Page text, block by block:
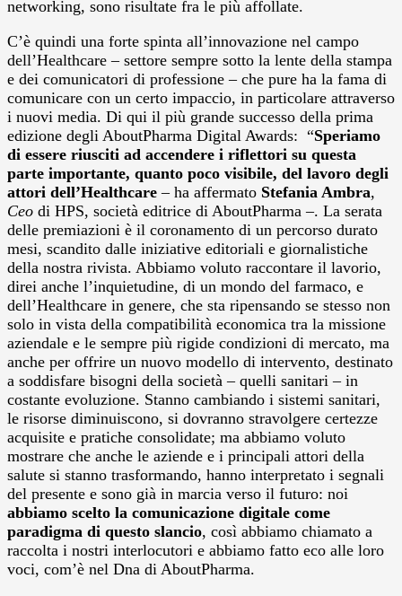
networking, sono risultate fra le più affollate.
C’è quindi una forte spinta all’innovazione nel campo
dell’Healthcare – settore sempre sotto la lente della stampa
e dei comunicatori di professione – che pure ha la fama di
comunicare con un certo impaccio, in particolare attraverso
i nuovi media. Di qui il più grande successo della prima
edizione degli AboutPharma Digital Awards: “Speriamo
di essere riusciti ad accendere i riflettori su questa
parte importante, quanto poco visibile, del lavoro degli
attori dell’Healthcare – ha affermato Stefania Ambra,
Ceo di HPS, società editrice di AboutPharma –. La serata
delle premiazioni è il coronamento di un percorso durato
mesi, scandito dalle iniziative editoriali e giornalistiche
della nostra rivista. Abbiamo voluto raccontare il lavorio,
direi anche l’inquietudine, di un mondo del farmaco, e
dell’Healthcare in genere, che sta ripensando se stesso non
solo in vista della compatibilità economica tra la missione
aziendale e le sempre più rigide condizioni di mercato, ma
anche per offrire un nuovo modello di intervento, destinato
a soddisfare bisogni della società – quelli sanitari – in
costante evoluzione. Stanno cambiando i sistemi sanitari,
le risorse diminuiscono, si dovranno stravolgere certezze
acquisite e pratiche consolidate; ma abbiamo voluto
mostrare che anche le aziende e i principali attori della
salute si stanno trasformando, hanno interpretato i segnali
del presente e sono già in marcia verso il futuro: noi
abbiamo scelto la comunicazione digitale come
paradigma di questo slancio, così abbiamo chiamato a
raccolta i nostri interlocutori e abbiamo fatto eco alle loro
voci, com’è nel Dna di AboutPharma.